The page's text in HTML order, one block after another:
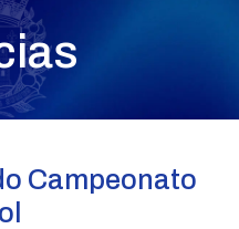
Campeonato